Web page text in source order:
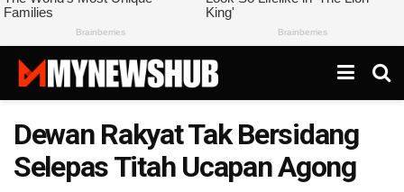
Dewan Rakyat Tak Bersidang
Selepas Titah Ucapan Agong